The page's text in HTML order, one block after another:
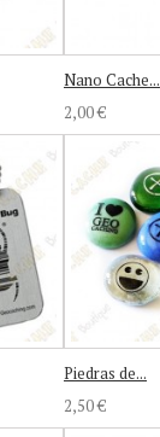
Nano Cache...
2,00 €
Piedras de...
2,50 €